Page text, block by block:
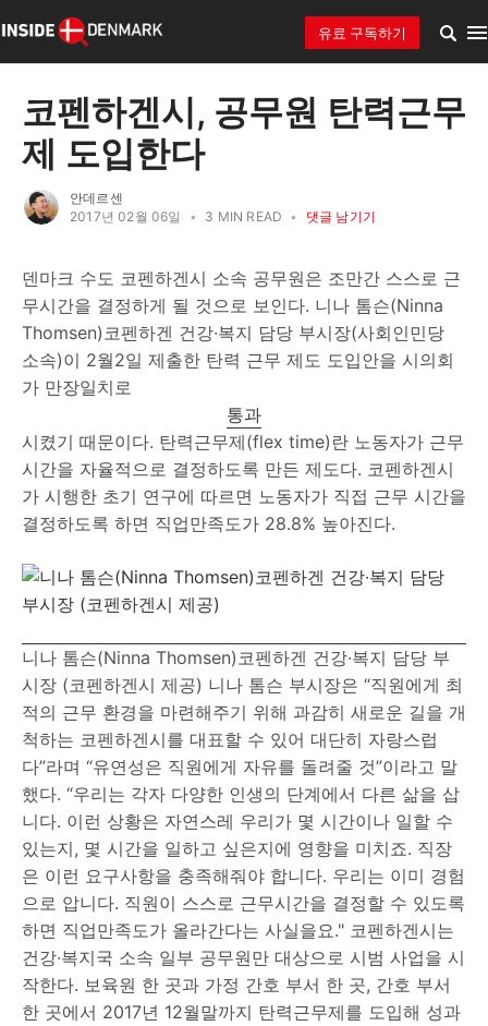
유료 구독하기
코펜하겐시, 공무원 탄력근무
제 도입한다
안데르센
2017년 02월 06일
• 3 MIN READ • 댓글 남기기
덴마크 수도 코펜하겐시 소속 공무원은 조만간 스스로 근
무시간을 결정하게 될 것으로 보인다. 니나 톰슨(Ninna
Thomsen)코펜하겐 건강∙복지 담당 부시장(사회인민당
소속)이 2월2일 제출한 탄력 근무 제도 도입안을 시의회
가 만장일치로
통과
시켰기 때문이다. 탄력근무제(flex time)란 노동자가 근무
시간을 자율적으로 결정하도록 만든 제도다. 코펜하겐시
가 시행한 초기 연구에 따르면 노동자가 직접 근무 시간을
결정하도록 하면 직업만족도가 28.8% 높아진다.
니나 톰슨(Ninna Thomsen)코펜하겐 건강∙복지 담당 부
시장 (코펜하겐시 제공) 니나 톰슨 부시장은 “직원에게 최
적의 근무 환경을 마련해주기 위해 과감히 새로운 길을 개
척하는 코펜하겐시를 대표할 수 있어 대단히 자랑스럽
다”라며 “유연성은 직원에게 자유를 돌려줄 것”이라고 말
했다. “우리는 각자 다양한 인생의 단계에서 다른 삶을 삽
니다. 이런 상황은 자연스레 우리가 몇 시간이나 일할 수
있는지, 몇 시간을 일하고 싶은지에 영향을 미치죠. 직장
은 이런 요구사항을 충족해줘야 합니다. 우리는 이미 경험
으로 압니다. 직원이 스스로 근무시간을 결정할 수 있도록
하면 직업만족도가 올라간다는 사실을요." 코펜하겐시는
건강∙복지국 소속 일부 공무원만 대상으로 시범 사업을 시
작한다. 보육원 한 곳과 가정 간호 부서 한 곳, 간호 부서
한 곳에서 2017년 12월말까지 탄력근무제를 도입해 성과